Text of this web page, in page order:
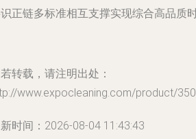
正链多标准相互支撑实现综合高品质
转载，请注明出处：
www.expocleaning.com/product/
时间：2026-08-04 11:43:43